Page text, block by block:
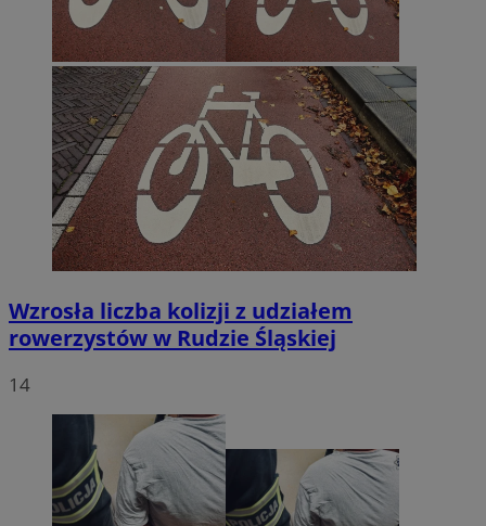
Wzrosła liczba kolizji z udziałem
rowerzystów w Rudzie Śląskiej
14